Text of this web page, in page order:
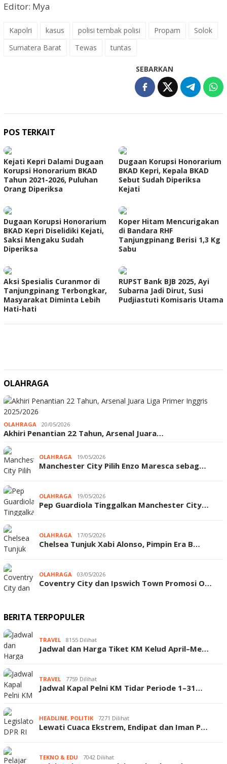
Editor: Mya
Kapolri kasus polisi tembak polisi Propam
Solok
Sumatera Barat
Tewas tuntas
SEBARKAN
POS TERKAIT
Kejati Kepri Dalami Dugaan
Korupsi Honorarium BKAD
Tahun 2021-2026, Puluhan
Orang Diperiksa
Dugaan Korupsi Honorarium
BKAD Kepri, Kepala BKAD
Sebut Sudah Diperiksa
Kejati
Dugaan Korupsi Honorarium
BKAD Kepri Diselidiki Kejati,
Saksi Mengaku Sudah
Diperiksa
Koper Hitam Mencurigakan
di Bandara RHF
Tanjungpinang Berisi 1,3 Kg
Sabu
Aksi Spesialis Curanmor di
Tanjungpinang Terbongkar,
Masyarakat Diminta Lebih
Hati-hati
RUPST Bank BJB 2025, Ayi
Subarna Jadi Dirut, Susi
Pudjiastuti Komisaris Utama
OLAHRAGA
OLAHRAGA 20/05/2026
Akhiri Penantian 22 Tahun, Arsenal Juara…
OLAHRAGA 19/05/2026
Manchester City Pilih Enzo Maresca sebag…
OLAHRAGA 19/05/2026
Pep Guardiola Tinggalkan Manchester City…
OLAHRAGA 17/05/2026
Chelsea Tunjuk Xabi Alonso, Pimpin Era B…
OLAHRAGA 03/05/2026
Coventry City dan Ipswich Town Promosi O…
BERITA TERPOPULER
TRAVEL 8155 Dilihat
Jadwal dan Harga Tiket KM Kelud April–Me…
TRAVEL 7759 Dilihat
Jadwal Kapal Pelni KM Tidar Periode 1–31…
HEADLINE, POLITIK 7271 Dilihat
Lewati Cuaca Ekstrem, Endipat dan Iman P…
TEKNO & EDU 7042 Dilihat